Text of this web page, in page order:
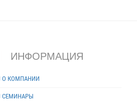
ИНФОРМАЦИЯ
О КОМПАНИИ
СЕМИНАРЫ